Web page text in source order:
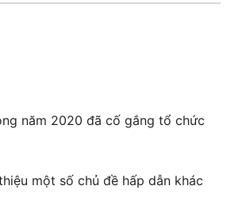
năm 2020 đã cố gắng tổ chức
một số chủ đề hấp dẫn khác